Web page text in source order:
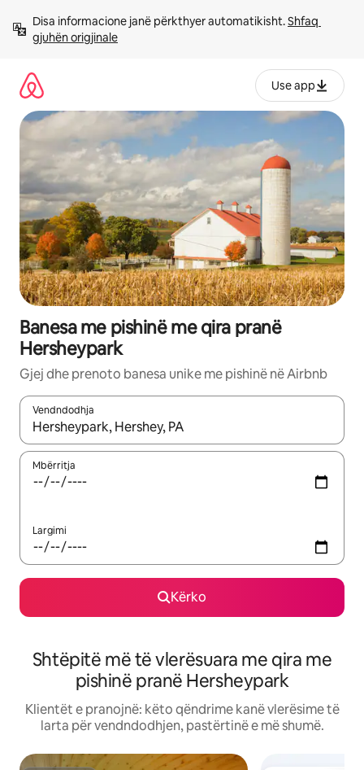
përmbajtja
Disa informacione janë përkthyer automatikisht. Shfaq
gjuhën origjinale
Use app
Banesa me pishinë me qira pranë
Hersheypark
Gjej dhe prenoto banesa unike me pishinë në Airbnb
Vendndodhja
Kur rezultatet të jenë të disponueshme, lëviz me butonat e
Mbërritja
Largimi
Kërko
Shtëpitë më të vlerësuara me qira me
pishinë pranë Hersheypark
Klientët e pranojnë: këto qëndrime kanë vlerësime të
larta për vendndodhjen, pastërtinë e më shumë.